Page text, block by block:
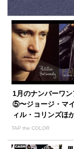
1月のナンバーワ
⑤〜ジョージ・マ
ィル・コリンズほ
TAP the COLOR